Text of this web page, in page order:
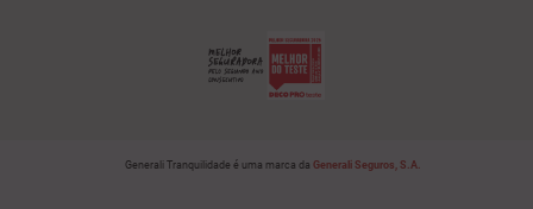
Generali Tranquilidade é uma marca da Generali Seguros, S.A.